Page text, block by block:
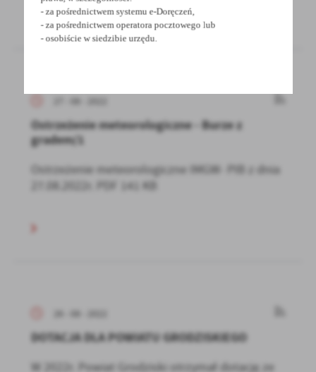
27 - 08 - 2022
Ostrzeżenie meteorologiczne - Burze z
gradem/1
Ostrzeżenie meteorologiczne IMGW- PIB z dnia
27.08.2022r. PDF 141 KB
26 - 08 - 2022
DOTACJA DLA POWIATU GRODZISKIEGO
W 2022r. Powiat Grodziski otrzymał dotację ze
- za pośrednictwem systemu e-Doręczeń,
- za pośrednictwem operatora pocztowego lub
- osobiście w siedzibie urzędu.